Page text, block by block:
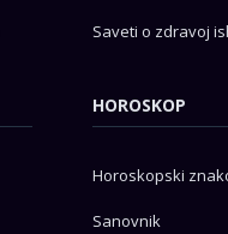
Saveti o zdravoj
HOROSKOP
Horoskopski
Sanovnik